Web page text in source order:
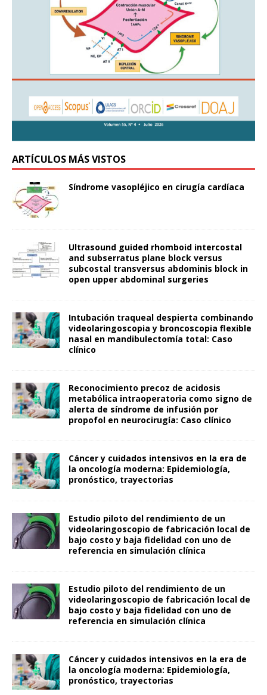
ARTÍCULOS MÁS VISTOS
Síndrome vasopléjico en cirugía cardíaca
Ultrasound guided rhomboid intercostal
and subserratus plane block versus
subcostal transversus abdominis block in
open upper abdominal surgeries
Intubación traqueal despierta combinando
videolaringoscopia y broncoscopia flexible
nasal en mandibulectomía total: Caso
clínico
Reconocimiento precoz de acidosis
metabólica intraoperatoria como signo de
alerta de síndrome de infusión por
propofol en neurocirugía: Caso clínico
Cáncer y cuidados intensivos en la era de
la oncología moderna: Epidemiología,
pronóstico, trayectorias
Estudio piloto del rendimiento de un
videolaringoscopio de fabricación local de
bajo costo y baja fidelidad con uno de
referencia en simulación clínica
Estudio piloto del rendimiento de un
videolaringoscopio de fabricación local de
bajo costo y baja fidelidad con uno de
referencia en simulación clínica
Cáncer y cuidados intensivos en la era de
la oncología moderna: Epidemiología,
pronóstico, trayectorias